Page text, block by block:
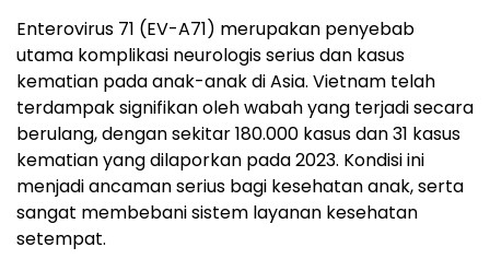
Enterovirus 71 (EV-A71) merupakan penyebab
utama komplikasi neurologis serius dan kasus
kematian pada anak-anak di Asia. Vietnam telah
terdampak signifikan oleh wabah yang terjadi secara
berulang, dengan sekitar 180.000 kasus dan 31 kasus
kematian yang dilaporkan pada 2023. Kondisi ini
menjadi ancaman serius bagi kesehatan anak, serta
sangat membebani sistem layanan kesehatan
setempat.